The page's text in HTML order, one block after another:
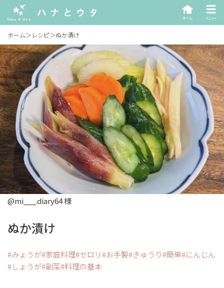
ホーム＞ レシピ＞ぬか漬け
@mi___.diary64 様
ぬか漬け
みょうが 家庭料理 セロリ お手製 きゅうり 簡単 にんじん
しょうが 副菜 料理の基本